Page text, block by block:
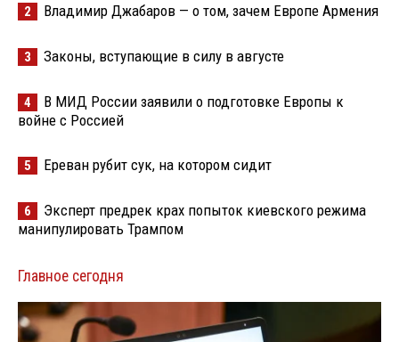
2 Владимир Джабаров — о том, зачем Европе Армения
3 Законы, вступающие в силу в августе
4
В МИД России заявили о подготовке Европы к
войне с Россией
5 Ереван рубит сук, на котором сидит
6
Эксперт предрек крах попыток киевского режима
манипулировать Трампом
Главное сегодня